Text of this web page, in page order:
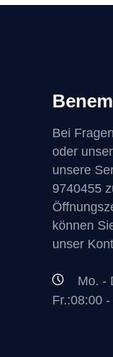
Bei
oder
unsere
9740455
können
unser
Mo. -
Fr.:08:00